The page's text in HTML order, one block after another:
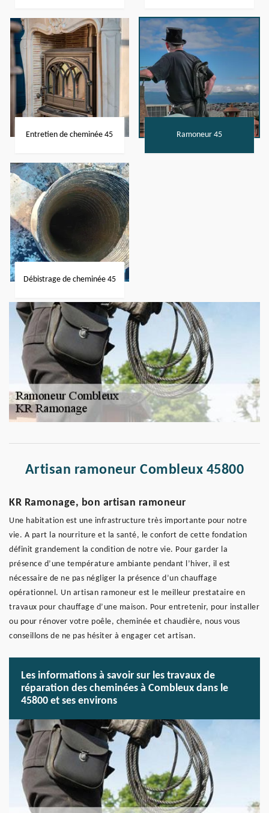
Entretien de cheminée 45 Ramoneur 45
Débistrage de cheminée 45
Artisan ramoneur Combleux 45800
KR Ramonage, bon artisan ramoneur
Une habitation est une infrastructure très importante pour notre
vie. A part la nourriture et la santé, le confort de cette fondation
définit grandement la condition de notre vie. Pour garder la
présence d’une température ambiante pendant l’hiver, il est
nécessaire de ne pas négliger la présence d’un chauffage
opérationnel. Un artisan ramoneur est le meilleur prestataire en
travaux pour chauffage d’une maison. Pour entretenir, pour installer
ou pour rénover votre poêle, cheminée et chaudière, nous vous
conseillons de ne pas hésiter à engager cet artisan.
Les informations à savoir sur les travaux de
réparation des cheminées à Combleux dans le
45800 et ses environs